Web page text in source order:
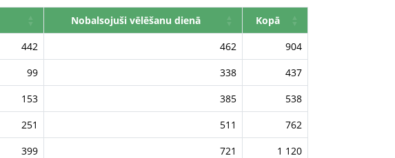
Nobalsojuši vēlēšanu dienā
Kopā
442 462
904
99 338
437
153 385
538
251 511
762
399 721
1 120